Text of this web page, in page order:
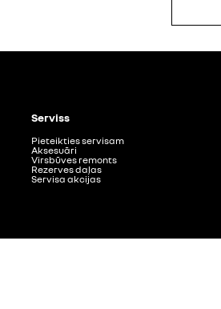
Serviss
Pieteikties servisam
Aksesuāri
Virsbūves remonts
Rezerves daļas
Servisa akcijas